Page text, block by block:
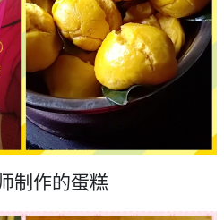
制作的蛋糕